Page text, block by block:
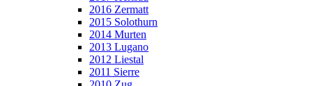
2016 Zermatt
2015 Solothurn
2014 Murten
2013 Lugano
2012 Liestal
2011 Sierre